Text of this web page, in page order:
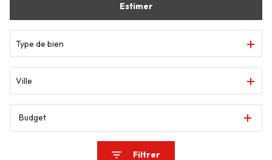
Estimer
Type de bien
Ville
Budget
Filtrer